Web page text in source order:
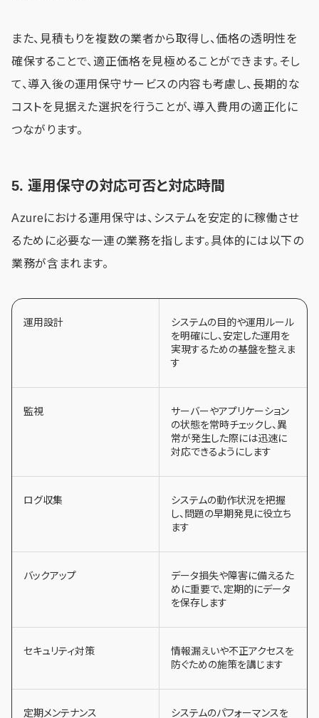
また、見積もりを複数の業者から取得し、価格の透明性を
確保することで、適正価格を見極めることができます。そし
て、導入後の運用保守サービスの内容も考慮し、長期的な
コストを見据えた選択を行うことが、導入費用の適正化に
つながります。
5. 運用保守の対応可否と対応時間
Azureにおける運用保守は、システムを安定的に稼働させ
るために必要な一連の業務を指します。具体的には以下の
業務が含まれます。
運用設計
システムの目的や運用ルール
を明確にし、安定した運用を
実現するための基盤を整えま
す
監視
サーバーやアプリケーション
の状態を常時チェックし、異
常が発生した際には迅速に
対応できるようにします
ログ収集
システムの動作状況を把握
し、問題の早期発見に役立ち
ます
バックアップ
データ損失や障害に備えるた
めに重要で、定期的にデータ
を保存します
セキュリティ対策
情報漏えいや不正アクセスを
防ぐための施策を講じます
定期メンテナンス システムのパフォーマンスを